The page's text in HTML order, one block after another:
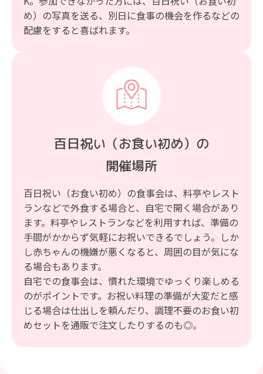
め）の写真を送る、別日に食事の機会を作るなどの
配慮をすると喜ばれます。
百日祝い（お食い初め）の
開催場所
百日祝い（お食い初め）の食事会は、料亭やレスト
ランなどで外食する場合と、自宅で開く場合があり
ます。料亭やレストランなどを利用すれば、準備の
手間がかからず気軽にお祝いできるでしょう。しか
し赤ちゃんの機嫌が悪くなると、周囲の目が気にな
る場合もあります。
自宅での食事会は、慣れた環境でゆっくり楽しめる
のがポイントです。お祝い料理の準備が大変だと感
じる場合は仕出しを頼んだり、調理不要のお食い初
めセットを通販で注文したりするのも◎。